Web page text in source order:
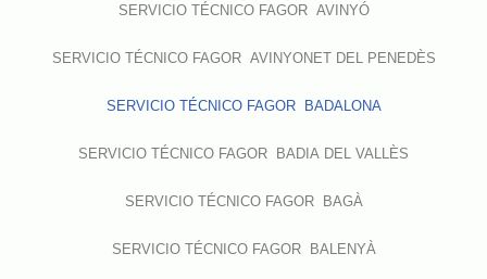
SERVICIO TÉCNICO FAGOR AVINYÓ
SERVICIO TÉCNICO FAGOR AVINYONET DEL PENEDÈS
SERVICIO TÉCNICO FAGOR BADALONA
SERVICIO TÉCNICO FAGOR BADIA DEL VALLÈS
SERVICIO TÉCNICO FAGOR BAGÀ
SERVICIO TÉCNICO FAGOR BALENYÀ